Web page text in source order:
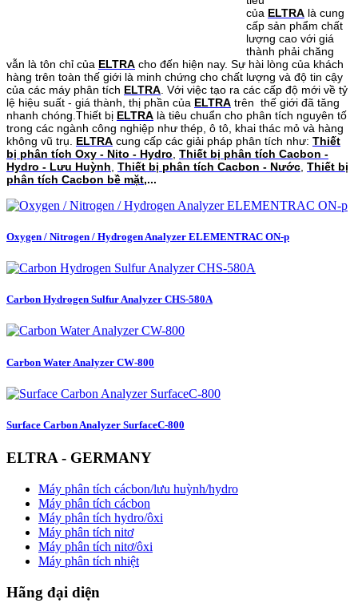
của ELTRA là cung
cấp sản phẩm chất
lượng cao với giá
thành phải chăng
vẫn là tôn chỉ của ELTRA cho đến hiện nay. Sự hài lòng của khách
hàng trên toàn thế giới là minh chứng cho chất lượng và độ tin cậy
của các máy phân tích ELTRA . Với việc tạo ra các cấp độ mới về tỷ
lệ hiệu suất - giá thành, thị phần của ELTRA trên thế giới đã tăng
nhanh chóng.Thiết bị ELTRA là tiêu chuẩn cho phân tích nguyên tố
trong các ngành công nghiệp như thép, ô tô, khai thác mỏ và hàng
không vũ trụ. ELTRA cung cấp các giải pháp phân tích như: Thiết
bị phân tích Oxy - Nito - Hydro Thiết bị phân tích Cacbon -
Hydro - Lưu Huỳnh Thiết bị phân tích Cacbon - Nước Thiết bị
phân tích Cacbon bề mặt,...
Oxygen / Nitrogen / Hydrogen Analyzer ELEMENTRAC ON-p
Carbon Hydrogen Sulfur Analyzer CHS-580A
Carbon Water Analyzer CW-800
Surface Carbon Analyzer SurfaceC-800
ELTRA - GERMANY
Máy phân tích cácbon/lưu huỳnh/hydro
Máy phân tích cácbon
Máy phân tích hydro/ôxi
Máy phân tích nitơ
Máy phân tích nitơ/ôxi
Máy phân tích nhiệt
Hãng đại diện